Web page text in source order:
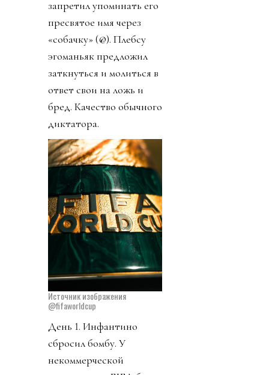
запретил упоминать его
пресвятое имя через
«собачку» (@). Плебсу
эгоманьяк предложил
заткнуться и молиться в
ответ свои на ложь и
бред. Качество обычного
диктатора.
Источник изображения
@fifaworldcup
День 1. Инфантино
сбросил бомбу. У
некоммерческой